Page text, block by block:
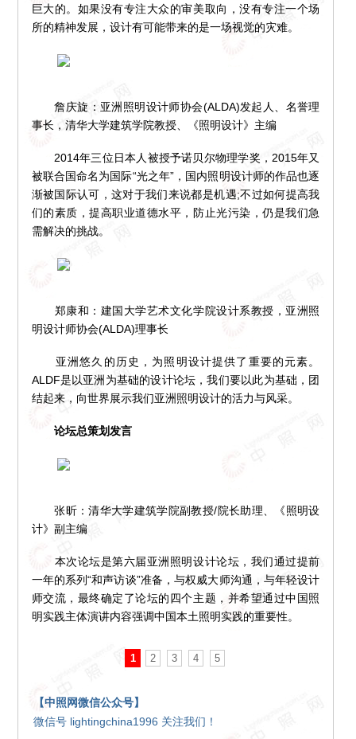
巨大的。如果没有专注大众的审美取向，没有专注一个场
所的精神发展，设计有可能带来的是一场视觉的灾难。
詹庆旋：亚洲照明设计师协会(ALDA)发起人、名誉理
事长，清华大学建筑学院教授、《照明设计》主编
2014年三位日本人被授予诺贝尔物理学奖，2015年又
被联合国命名为国际“光之年”，国内照明设计师的作品也逐
渐被国际认可，这对于我们来说都是机遇;不过如何提高我
们的素质，提高职业道德水平，防止光污染，仍是我们急
需解决的挑战。
郑康和：建国大学艺术文化学院设计系教授，亚洲照
明设计师协会(ALDA)理事长
亚洲悠久的历史，为照明设计提供了重要的元素。
ALDF是以亚洲为基础的设计论坛，我们要以此为基础，团
结起来，向世界展示我们亚洲照明设计的活力与风采。
论坛总策划发言
张昕：清华大学建筑学院副教授/院长助理、《照明设
计》副主编
本次论坛是第六届亚洲照明设计论坛，我们通过提前
一年的系列“和声访谈”准备，与权威大师沟通，与年轻设计
师交流，最终确定了论坛的四个主题，并希望通过中国照
明实践主体演讲内容强调中国本土照明实践的重要性。
1 2 3 4 5
【中照网微信公众号】
微信号 lightingchina1996 关注我们！